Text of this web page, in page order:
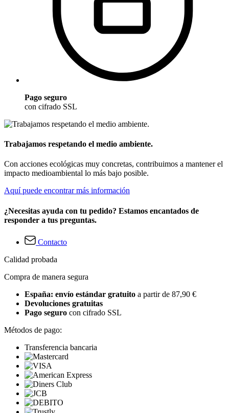
Pago seguro
con cifrado SSL
Trabajamos respetando el medio ambiente.
Con acciones ecológicas muy concretas, contribuimos a mantener el
impacto medioambiental lo más bajo posible.
Aquí puede encontrar más información
¿Necesitas ayuda con tu pedido? Estamos encantados de
responder a tus preguntas.
Contacto
Calidad probada
Compra de manera segura
España: envío estándar gratuito a partir de 87,90 €
Devoluciones gratuitas
Pago seguro con cifrado SSL
Métodos de pago:
Transferencia bancaria